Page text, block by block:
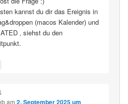
kannst du dir das Ereignis in
(macos Kalender) und
‚ siehst du den
am 2. September 2025 um